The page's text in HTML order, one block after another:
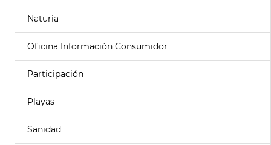
Naturia
Oficina Información Consumidor
Participación
Playas
Sanidad